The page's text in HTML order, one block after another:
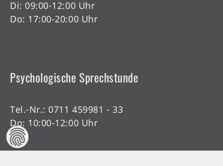
Tel.-Nr.:0711 459981 - 31
Tel.-Nr.:
Do: 10:00-12:00 Uhr